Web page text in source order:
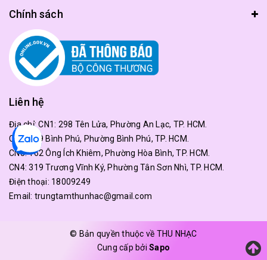
Chính sách
Liên hệ
Địa chỉ:CN1: 298 Tên Lửa, Phường An Lạc, TP. HCM.
CN2: 179 Bình Phú, Phường Bình Phú, TP. HCM.
CN3: 162 Ông Ích Khiêm, Phường Hòa Bình, TP. HCM.
CN4: 319 Trương Vĩnh Ký, Phường Tân Sơn Nhì, TP. HCM.
Điện thoại: 18009249
Email: trungtamthunhac@gmail.com
© Bản quyền thuộc về THU NHẠC
Cung cấp bởiSapo